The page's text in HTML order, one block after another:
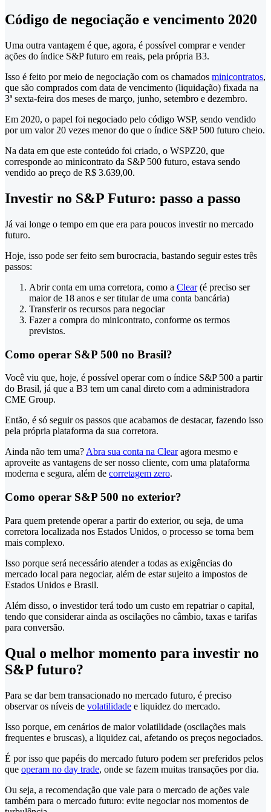
Código de negociação e vencimento 2020
Uma outra vantagem é que, agora, é possível comprar e vender
ações do índice S&P futuro em reais, pela própria B3.
Isso é feito por meio de negociação com os chamados minicontratos,
que são comprados com data de vencimento (liquidação) fixada na
3ª sexta-feira dos meses de março, junho, setembro e dezembro.
Em 2020, o papel foi negociado pelo código WSP, sendo vendido
por um valor 20 vezes menor do que o índice S&P 500 futuro cheio.
Na data em que este conteúdo foi criado, o WSPZ20, que
corresponde ao minicontrato da S&P 500 futuro, estava sendo
vendido ao preço de R$ 3.639,00.
Investir no S&P Futuro: passo a passo
Já vai longe o tempo em que era para poucos investir no mercado
futuro.
Hoje, isso pode ser feito sem burocracia, bastando seguir estes três
passos:
Abrir conta em uma corretora, como a Clear(é preciso ser
maior de 18 anos e ser titular de uma conta bancária)
Transferir os recursos para negociar
Fazer a compra do minicontrato, conforme os termos
previstos.
Como operar S&P 500 no Brasil?
Você viu que, hoje, é possível operar com o índice S&P 500 a partir
do Brasil, já que a B3 tem um canal direto com a administradora
CME Group.
Então, é só seguir os passos que acabamos de destacar, fazendo isso
pela própria plataforma da sua corretora.
Ainda não tem uma?Abra sua conta na Clearagora mesmo e
aproveite as vantagens de ser nosso cliente, com uma plataforma
moderna e segura, além de corretagem zero.
Como operar S&P 500 no exterior?
Para quem pretende operar a partir do exterior, ou seja, de uma
corretora localizada nos Estados Unidos, o processo se torna bem
mais complexo.
Isso porque será necessário atender a todas as exigências do
mercado local para negociar, além de estar sujeito a impostos de
Estados Unidos e Brasil.
Além disso, o investidor terá todo um custo em repatriar o capital,
tendo que considerar ainda as oscilações no câmbio, taxas e tarifas
para conversão.
Qual o melhor momento para investir no
S&P futuro?
Para se dar bem transacionado no mercado futuro, é preciso
observar os níveis de volatilidade e liquidez do mercado.
Isso porque, em cenários de maior volatilidade (oscilações mais
frequentes e bruscas), a liquidez cai, afetando os preços negociados.
É por isso que papéis do mercado futuro podem ser preferidos pelos
que operam no day trade, onde se fazem muitas transações por dia.
Ou seja, a recomendação que vale para o mercado de ações vale
também para o mercado futuro: evite negociar nos momentos de